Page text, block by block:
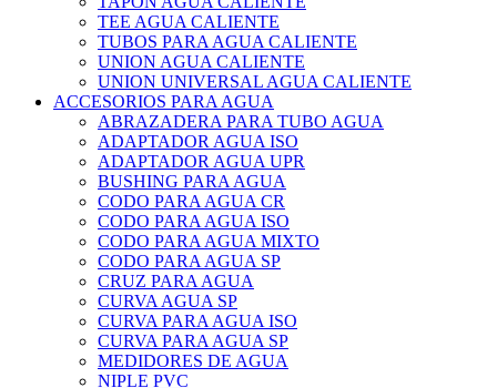
TEE AGUA CALIENTE
TUBOS PARA AGUA CALIENTE
UNION AGUA CALIENTE
UNION UNIVERSAL AGUA CALIENTE
ACCESORIOS PARA AGUA
ABRAZADERA PARA TUBO AGUA
ADAPTADOR AGUA ISO
ADAPTADOR AGUA UPR
BUSHING PARA AGUA
CODO PARA AGUA CR
CODO PARA AGUA ISO
CODO PARA AGUA MIXTO
CODO PARA AGUA SP
CRUZ PARA AGUA
CURVA AGUA SP
CURVA PARA AGUA ISO
CURVA PARA AGUA SP
MEDIDORES DE AGUA
NIPLE PVC